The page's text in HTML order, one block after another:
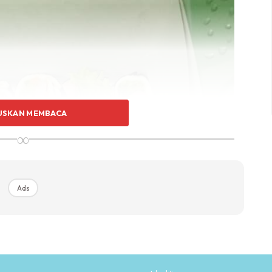
MEMBACA
∞
Ads